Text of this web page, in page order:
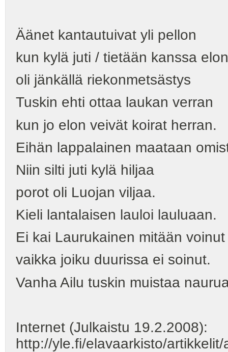
Äänet kantautuivat yli pellon
kun kylä juti / tietään kanssa elon
oli jänkällä riekonmetsästys
Tuskin ehti ottaa laukan verran
kun jo elon veivät koirat herran.
Eihän lappalainen maataan
Niin silti juti kylä hiljaa
porot oli Luojan viljaa.
Kieli lantalaisen lauloi lauluaan.
Ei kai Laurukainen mitään voinut
vaikka joiku duurissa ei soinut.
Vanha Ailu tuskin muistaa
Internet (Julkaistu 19.2.2008):
http://yle.fi/elavaarkisto/